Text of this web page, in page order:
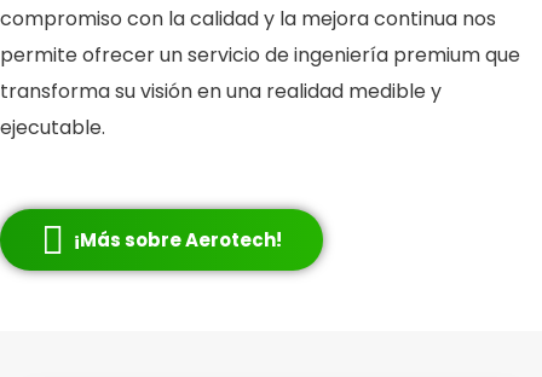
compromiso con la calidad y la mejora continua nos
permite ofrecer un servicio de ingeniería premium que
transforma su visión en una realidad medible y
ejecutable.
¡Más sobre Aerotech!